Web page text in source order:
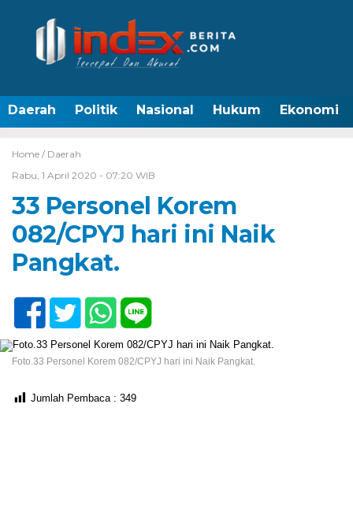
Daerah Politik Nasional Hukum Ekonomi
Home / Daerah
Rabu, 1 April 2020 - 07:20 WIB
33 Personel Korem
082/CPYJ hari ini Naik
Pangkat.
Foto.33 Personel Korem 082/CPYJ hari ini Naik Pangkat.
Jumlah Pembaca : 349